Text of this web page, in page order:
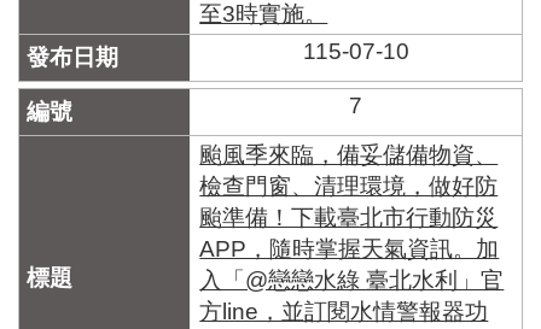
至3時實施。
115-07-10
7
颱風季來臨，備妥儲備物資、
檢查門窗、清理環境，做好防
颱準備！下載臺北市行動防災
APP，隨時掌握天氣資訊。加
入「@戀戀水綠 臺北水利」官
方line，並訂閱水情警報器功